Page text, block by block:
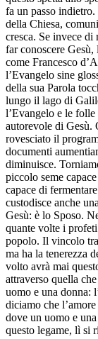
fa un passo
della Chiesa,
cresca. Se invece di
far conoscere Gesù,
come Francesco
l’Evangelo sine
della sua Parola
lungo il lago di
l’Evangelo e le
autorevole di Gesù.
rovesciato il
documenti
diminuisce.
piccolo seme
capace di
custodisce anche
Gesù: è lo Sposo.
quante volte i
popolo. Il vincolo
ma ha la tenerezza
volto avrà mai
attraverso quella
uomo e una donna:
diciamo che
dove un uomo e
questo legame, lì si